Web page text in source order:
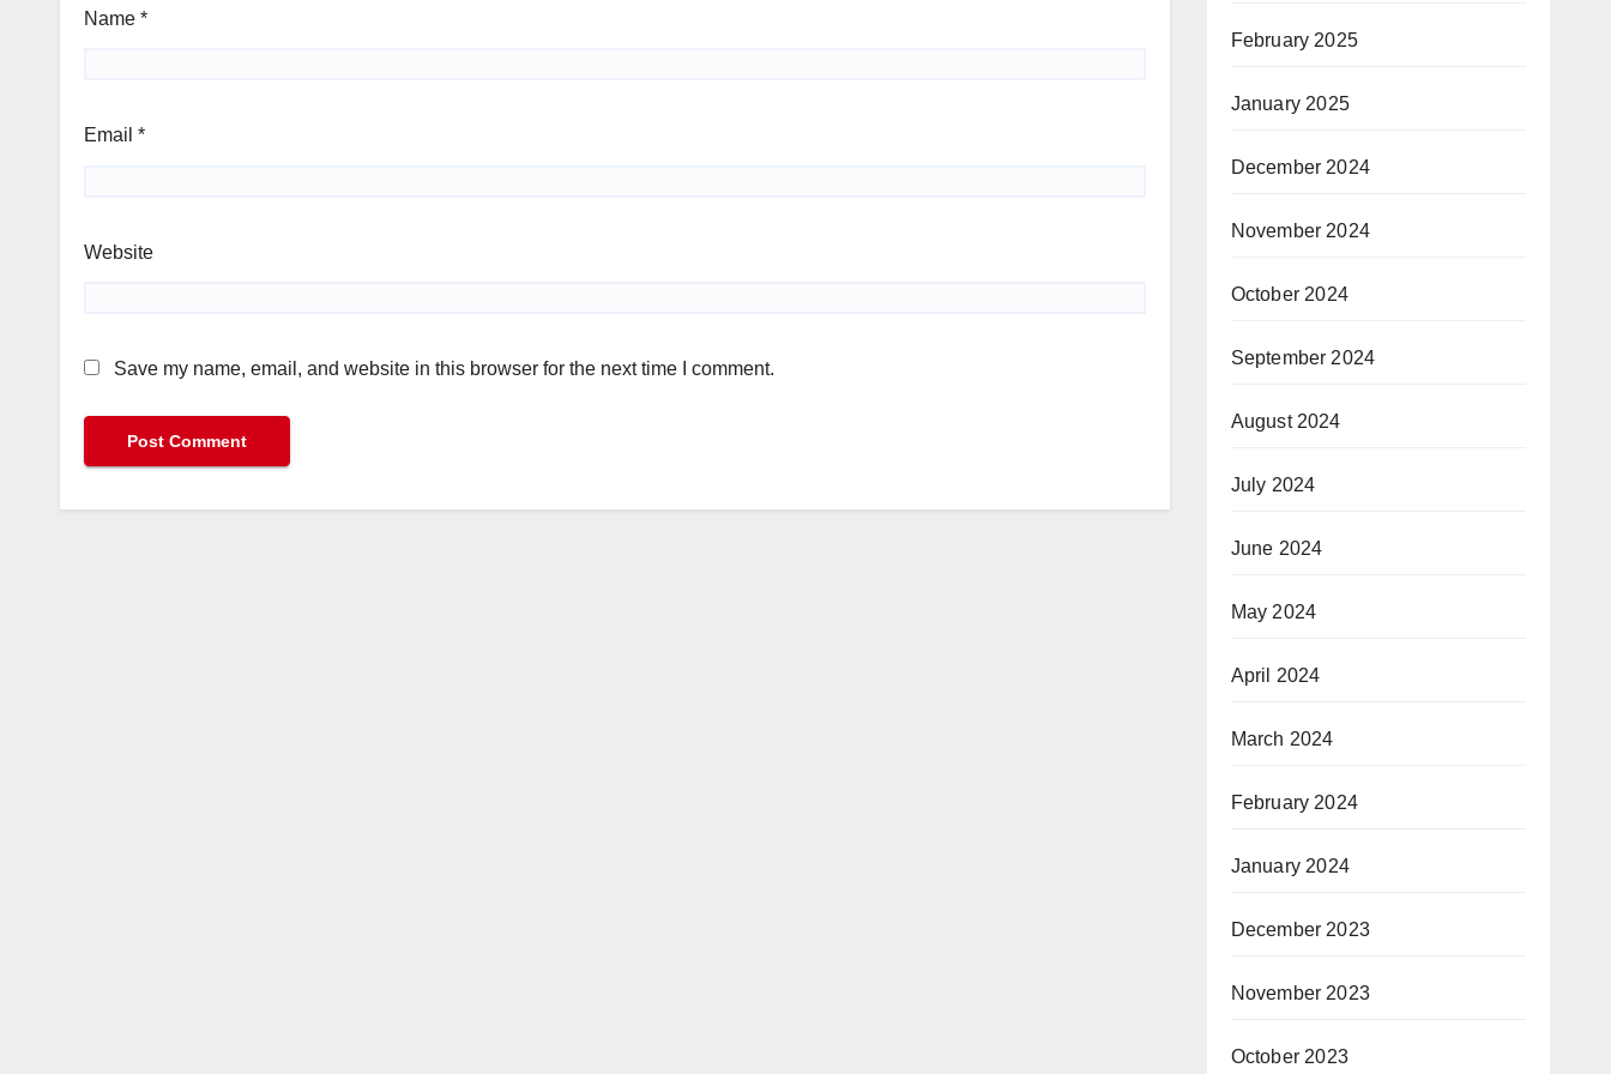
Name *
Email *
Website
Save my name, email, and website in this browser for the next time I comment.
February 2025
January 2025
December 2024
November 2024
October 2024
September 2024
August 2024
July 2024
June 2024
May 2024
April 2024
March 2024
February 2024
January 2024
December 2023
November 2023
October 2023